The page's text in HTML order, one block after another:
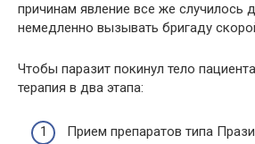
причинам явление все же случилось
немедленно вызывать бригаду
Чтобы паразит покинул тело
терапия в два этапа:
Прием препаратов типа